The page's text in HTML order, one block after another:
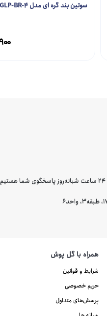
سوتین بند گره ای مدل GLP-BR-4
همراه با گل پوش
شرایط و قوانین
حریم خصوصی
پرسش‌های متداول